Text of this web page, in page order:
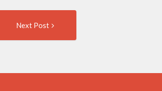
Next Post